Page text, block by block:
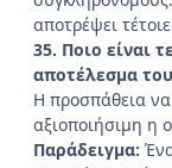
αποτρέψει
35. Ποιο είναι
αποτέλεσμα
Η προσπάθεια να
αξιοποιήσιμη η
Παράδειγμα: